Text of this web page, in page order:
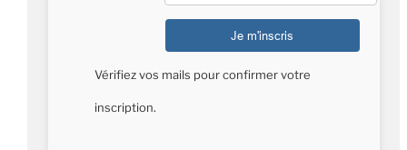
Vérifiez vos mails pour confirmer votre
inscription.